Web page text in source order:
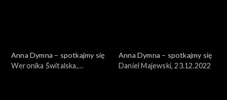
Anna Dymna – spotkajmy się
Weronika Świtalska,
Anna Dymna – spotkajmy się
Daniel Majewski, 23.12.2022